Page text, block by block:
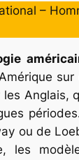
–
ou de
les